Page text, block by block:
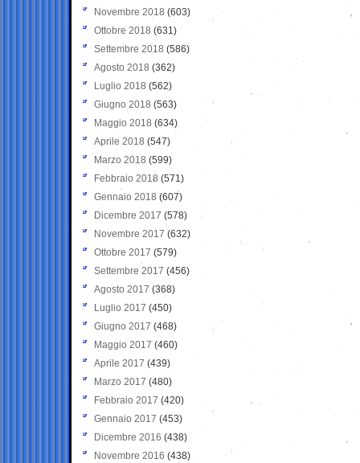
Novembre 2018 (603)
Ottobre 2018 (631)
Settembre 2018 (586)
Agosto 2018 (362)
Luglio 2018 (562)
Giugno 2018 (563)
Maggio 2018 (634)
Aprile 2018 (547)
Marzo 2018 (599)
Febbraio 2018 (571)
Gennaio 2018 (607)
Dicembre 2017 (578)
Novembre 2017 (632)
Ottobre 2017 (579)
Settembre 2017 (456)
Agosto 2017 (368)
Luglio 2017 (450)
Giugno 2017 (468)
Maggio 2017 (460)
Aprile 2017 (439)
Marzo 2017 (480)
Febbraio 2017 (420)
Gennaio 2017 (453)
Dicembre 2016 (438)
Novembre 2016 (438)